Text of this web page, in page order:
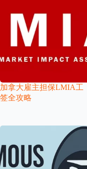
加拿大雇主担保LMIA工
签全攻略